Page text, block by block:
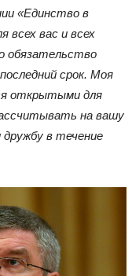
«Единство в
всех вас и всех
обязательство
срок. Моя
открытыми для
на вашу
дружбу в течение